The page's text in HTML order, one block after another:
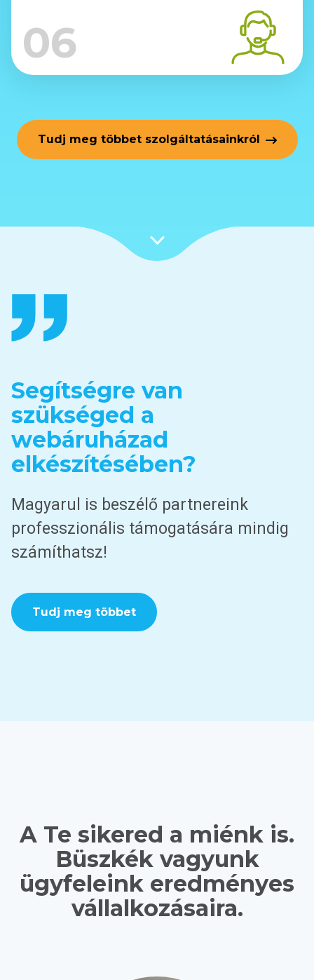
06
Tudj meg többet szolgáltatásainkról
Segítségre van
szükséged a
webáruházad
elkészítésében?
Magyarul is beszélő partnereink
professzionális támogatására mindig
számíthatsz!
Tudj meg többet
A Te sikered a miénk is.
Büszkék vagyunk
ügyfeleink eredményes
vállalkozásaira.